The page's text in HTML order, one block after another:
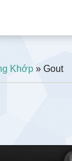
Khớp » Gout